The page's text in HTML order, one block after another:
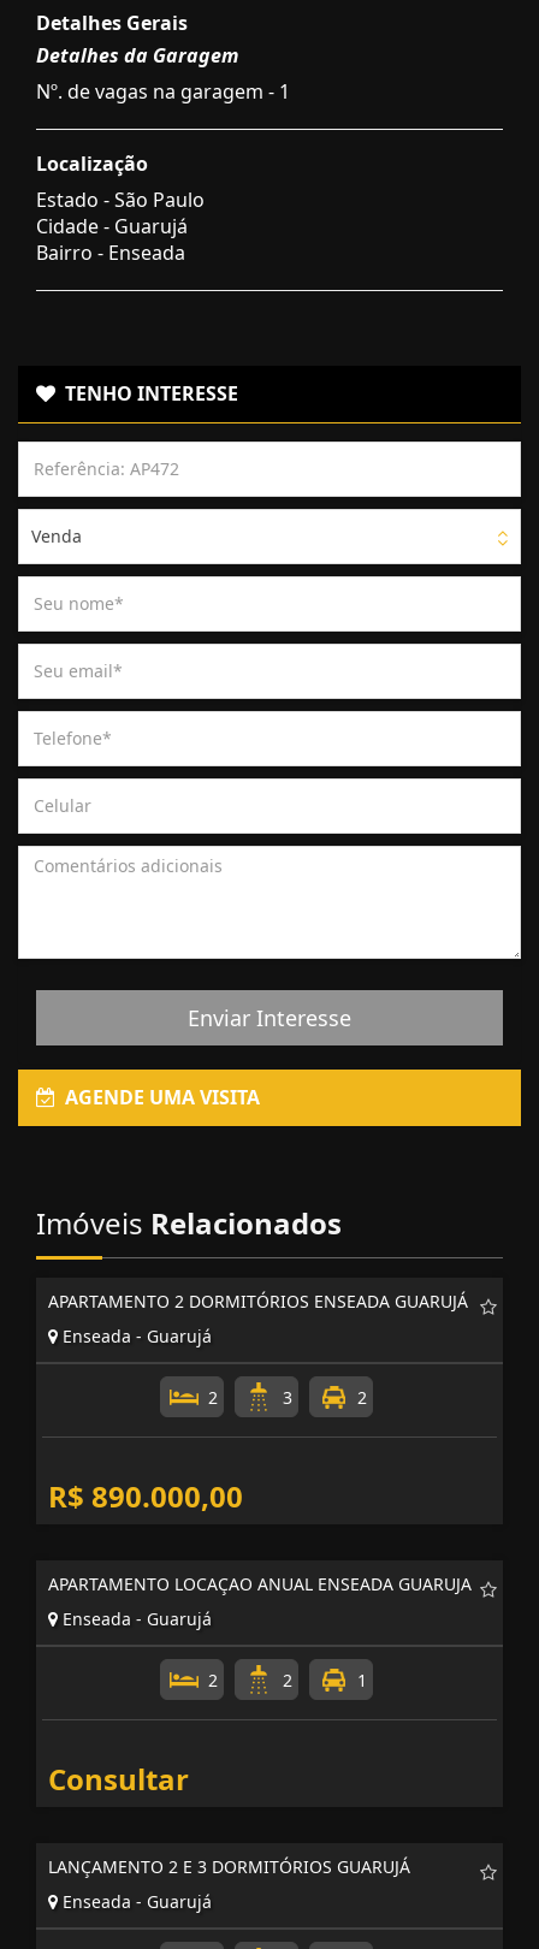
Detalhes Gerais
Detalhes da Garagem
Nº. de vagas na garagem - 1
Localização
Estado -São Paulo
Cidade - Guarujá
Bairro - Enseada
TENHO INTERESSE
Venda
Enviar Interesse
AGENDE UMA VISITA
Imóveis Relacionados
APARTAMENTO 2 DORMITÓRIOS ENSEADA GUARUJÁ
Enseada - Guarujá
2 3 2
R$ 890.000,00
APARTAMENTO LOCAÇAO ANUAL ENSEADA GUARUJA
Enseada - Guarujá
2 2 1
Consultar
LANÇAMENTO 2 E 3 DORMITÓRIOS GUARUJÁ
Enseada - Guarujá